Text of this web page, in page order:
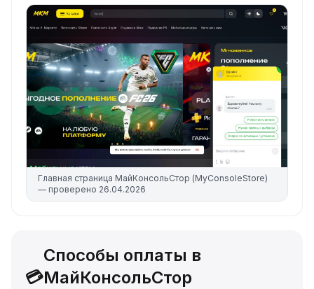
Главная страница МайКонсольСтор (MyConsoleStore)
— проверено 26.04.2026
💳
Способы оплаты в
МайКонсольСтор